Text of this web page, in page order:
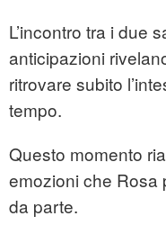
L’incontro tra i due
anticipazioni
ritrovare subito
tempo.
Questo momento
emozioni che Rosa
da parte.